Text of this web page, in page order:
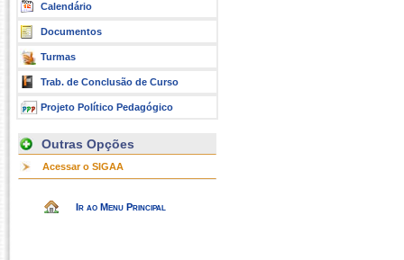
Calendário
Documentos
Turmas
Trab. de Conclusão de Curso
Projeto Político Pedagógico
Outras Opções
Acessar o SIGAA
Ir ao Menu Principal